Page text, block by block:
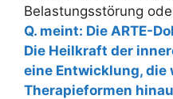
Belastungsstörung
Q. meint: Die ARTE-
Die Heilkraft der
eine Entwicklung, die
Therapieformen